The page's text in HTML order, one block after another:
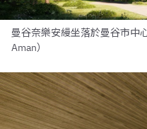
曼谷奈樂安縵坐落於曼谷市中
Aman）